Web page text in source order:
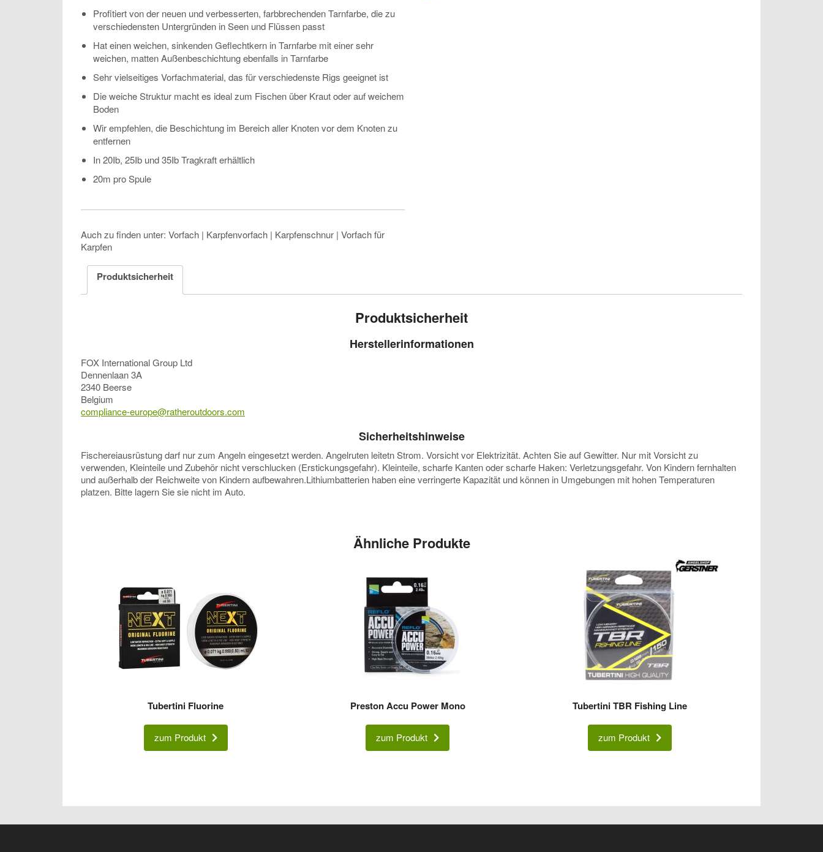
Profitiert von der neuen und verbesserten, farbbrechenden Tarnfarbe, die zu
verschiedensten Untergründen in Seen und Flüssen passt
Hat einen weichen, sinkenden Geflechtkern in Tarnfarbe mit einer sehr
weichen, matten Außenbeschichtung ebenfalls in Tarnfarbe
Sehr vielseitiges Vorfachmaterial, das für verschiedenste Rigs geeignet ist
Die weiche Struktur macht es ideal zum Fischen über Kraut oder auf weichem
Boden
Wir empfehlen, die Beschichtung im Bereich aller Knoten vor dem Knoten zu
entfernen
In 20Ib, 25Ib und 35Ib Tragkraft erhältlich
20m pro Spule
Auch zu finden unter: Vorfach | Karpfenvorfach | Karpfenschnur | Vorfach für
Karpfen
Produktsicherheit
Produktsicherheit
Herstellerinformationen
FOX International Group Ltd
Dennenlaan 3A
2340 Beerse
Belgium
compliance-europe@ratheroutdoors.com
Sicherheitshinweise
Fischereiausrüstung darf nur zum Angeln eingesetzt werden. Angelruten leitetn Strom. Vorsicht vor Elektrizität. Achten Sie auf Gewitter. Nur mit Vorsicht zu
verwenden, Kleinteile und Zubehör nicht verschlucken (Erstickungsgefahr). Kleinteile, scharfe Kanten oder scharfe Haken: Verletzungsgefahr. Von Kindern fernhalten
und außerhalb der Reichweite von Kindern aufbewahren.Lithiumbatterien haben eine verringerte Kapazität und können in Umgebungen mit hohen Temperaturen
platzen. Bitte lagern Sie sie nicht im Auto.
Ähnliche Produkte
Tubertini Fluorine
zum Produkt
Preston Accu Power Mono
zum Produkt
Tubertini TBR Fishing Line
zum Produkt